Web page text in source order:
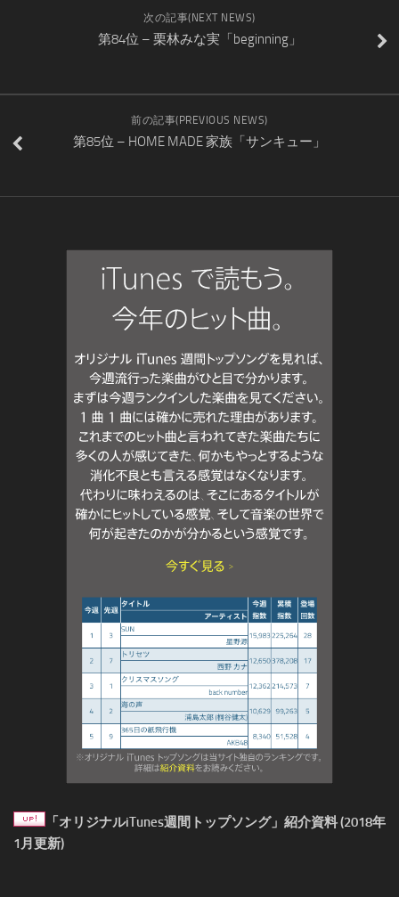
次の記事(NEXT NEWS)
第84位 – 栗林みな実「beginning」
前の記事(PREVIOUS NEWS)
第85位 – HOME MADE 家族「サンキュー」
「オリジナルiTunes週間トップソング」紹介資料 (2018年
1月更新)